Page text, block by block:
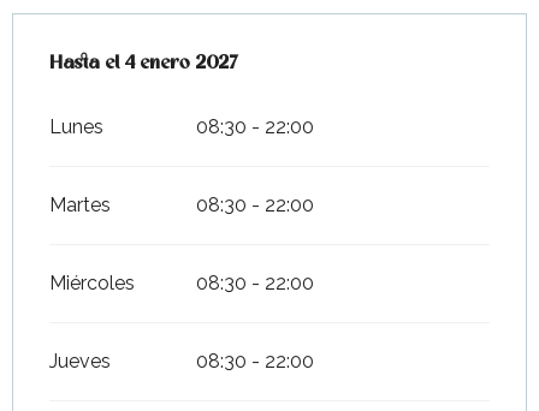
Del1 abril 2026al4 enero 2027
Hasta el4 enero 2027
Lunes 08:30 - 22:00
Martes 08:30 - 22:00
Miércoles 08:30 - 22:00
Jueves 08:30 - 22:00